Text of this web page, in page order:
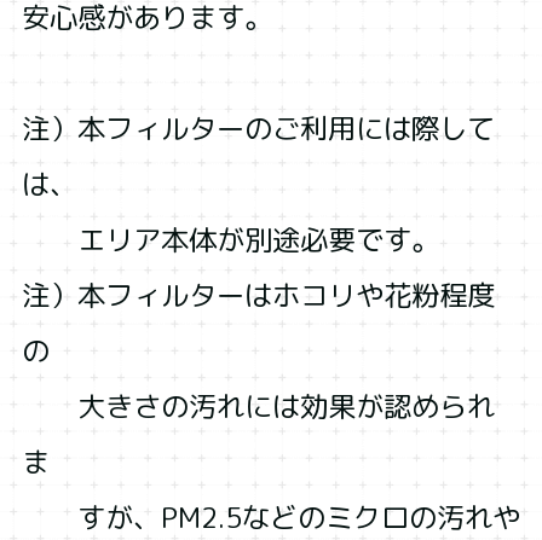
安心感があります。
注）本フィルターのご利用には際して
は、
エリア本体が別途必要です。
注）本フィルターはホコリや花粉程度
の
大きさの汚れには効果が認められ
ま
すが、PM2.5などのミクロの汚れや